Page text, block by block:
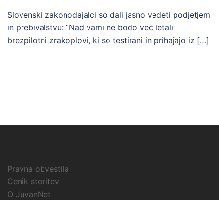
Slovenski zakonodajalci so dali jasno vedeti podjetjem
in prebivalstvu: “Nad vami ne bodo več letali
brezpilotni zrakoplovi, ki so testirani in prihajajo iz […]
Pravna obvestila
Cenik storitev
O JuvanNet